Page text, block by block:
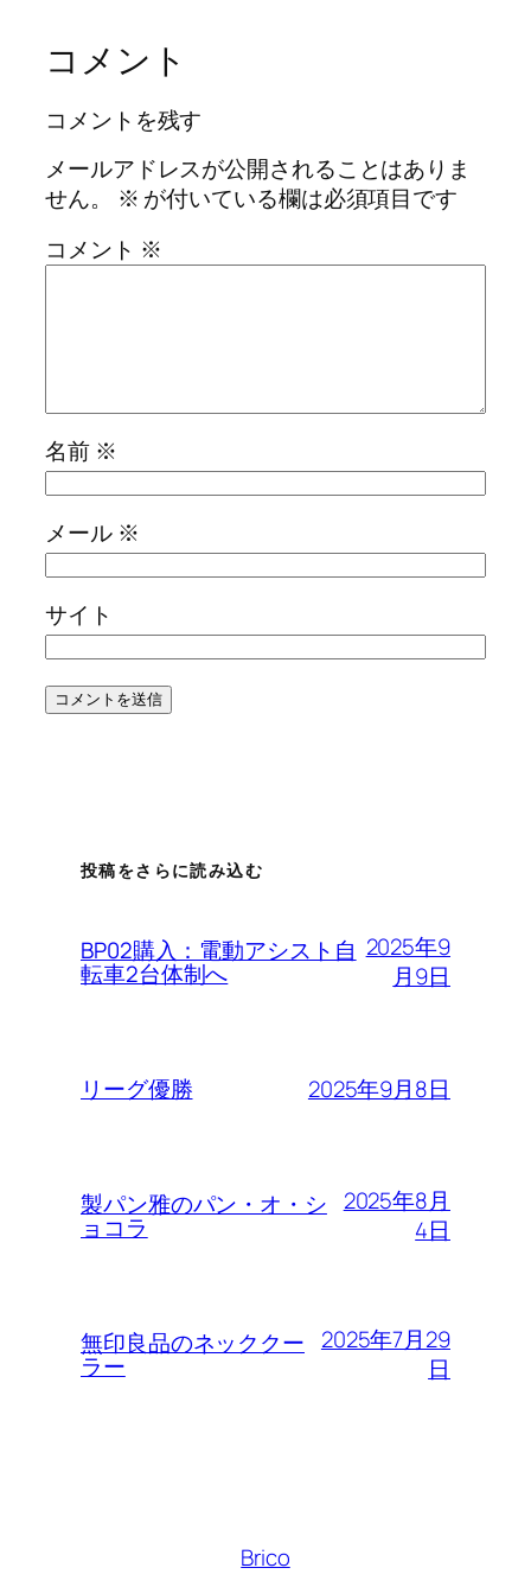
コメント
コメントを残す
メールアドレスが公開されることはありま
せん。
※ が付いている欄は必須項目です
コメント ※
名前 ※
メール ※
サイト
投稿をさらに読み込む
BP02購入：電動アシスト自
転車2台体制へ
2025年9
月9日
リーグ優勝 2025年9月8日
製パン雅のパン・オ・シ
ョコラ
2025年8月
4日
無印良品のネッククー
ラー
2025年7月29
日
Brico